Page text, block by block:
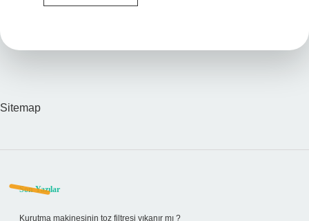
Neyin
Sitemap
Sidebar
Son Yazılar
Kurutma makinesinin toz filtresi yıkanır mı ?